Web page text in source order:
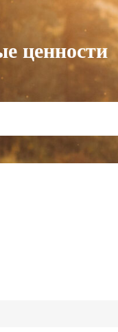
ценности